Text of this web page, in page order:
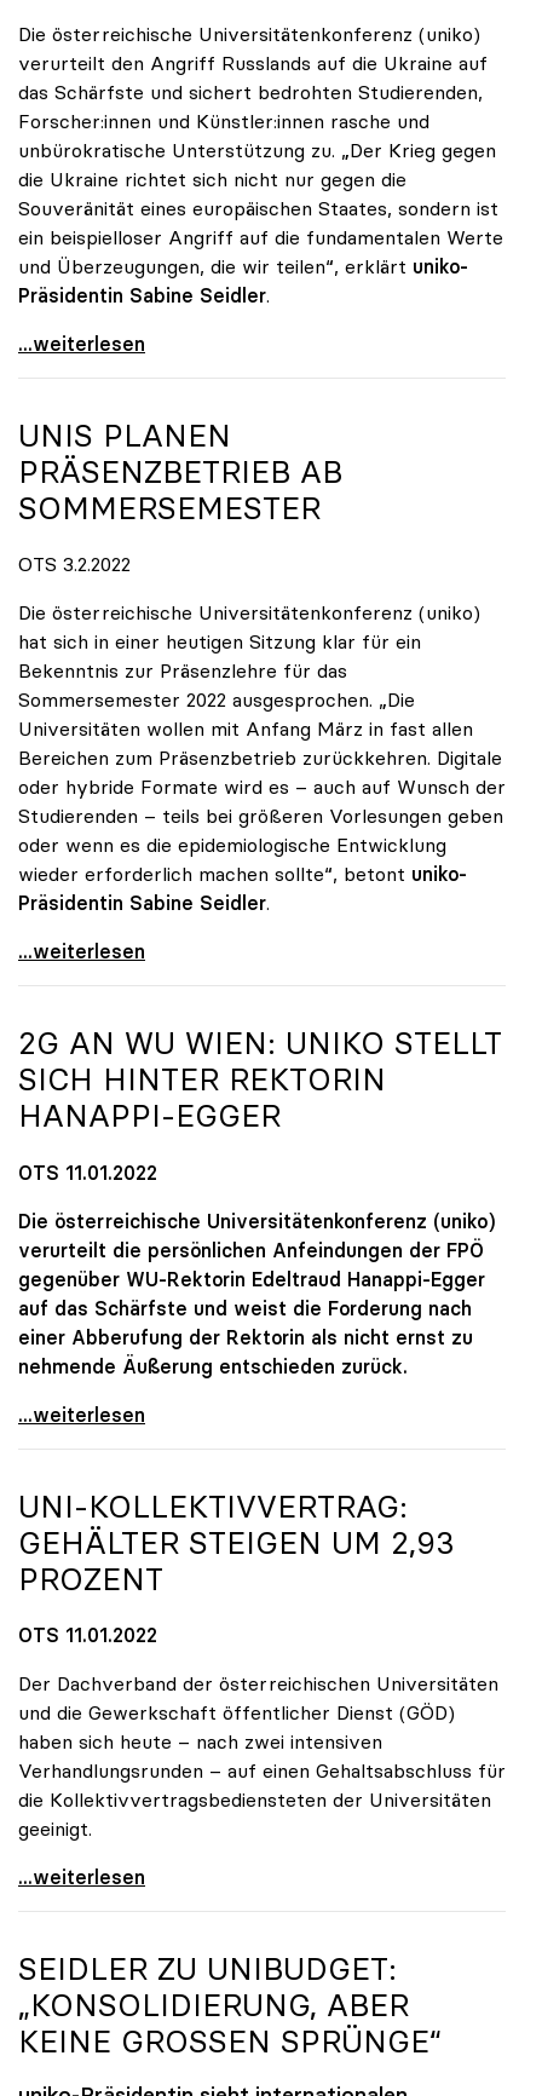
Die österreichische Universitätenkonferenz (uniko)
verurteilt den Angriff Russlands auf die Ukraine auf
das Schärfste und sichert bedrohten Studierenden,
Forscher:innen und Künstler:innen rasche und
unbürokratische Unterstützung zu. „Der Krieg gegen
die Ukraine richtet sich nicht nur gegen die
Souveränität eines europäischen Staates, sondern ist
ein beispielloser Angriff auf die fundamentalen Werte
und Überzeugungen, die wir teilen“, erklärt uniko-
Präsidentin Sabine Seidler.
Solidarität mit bedrohten Studierenden und
...weiterlesen
UNIS PLANEN
PRÄSENZBETRIEB AB
SOMMERSEMESTER
OTS 3.2.2022
Die österreichische Universitätenkonferenz (uniko)
hat sich in einer heutigen Sitzung klar für ein
Bekenntnis zur Präsenzlehre für das
Sommersemester 2022 ausgesprochen. „Die
Universitäten wollen mit Anfang März in fast allen
Bereichen zum Präsenzbetrieb zurückkehren. Digitale
oder hybride Formate wird es – auch auf Wunsch der
Studierenden – teils bei größeren Vorlesungen geben
oder wenn es die epidemiologische Entwicklung
wieder erforderlich machen sollte“, betont uniko-
Präsidentin Sabine Seidler.
Unis planen Präsenzbetrieb ab Sommersemester
...weiterlesen
2G AN WU WIEN: UNIKO STELLT
SICH HINTER REKTORIN
HANAPPI-EGGER
OTS 11.01.2022
Die österreichische Universitätenkonferenz (uniko)
verurteilt die persönlichen Anfeindungen der FPÖ
gegenüber WU-Rektorin Edeltraud Hanappi-Egger
auf das Schärfste und weist die Forderung nach
einer Abberufung der Rektorin als nicht ernst zu
nehmende Äußerung entschieden zurück.
2G an WU Wien: uniko stellt sich hinter Rektorin
...weiterlesen
UNI-KOLLEKTIVVERTRAG:
GEHÄLTER STEIGEN UM 2,93
PROZENT
OTS 11.01.2022
Der Dachverband der österreichischen Universitäten
und die Gewerkschaft öffentlicher Dienst (GÖD)
haben sich heute – nach zwei intensiven
Verhandlungsrunden – auf einen Gehaltsabschluss für
die Kollektivvertragsbediensteten der Universitäten
geeinigt.
Uni-Kollektivvertrag: Gehälter steigen um 2,93
...weiterlesen
SEIDLER ZU UNIBUDGET:
„KONSOLIDIERUNG, ABER
KEINE GROSSEN SPRÜNGE“